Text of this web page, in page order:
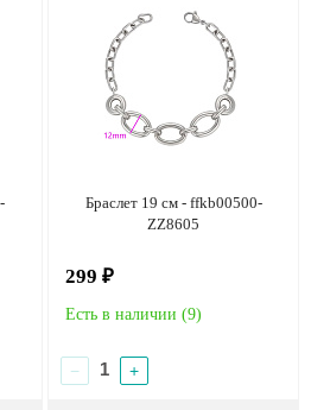
Браслет 19 см - ffkb00500-
ZZ8605
299 ₽
Есть в наличии (9)
− +